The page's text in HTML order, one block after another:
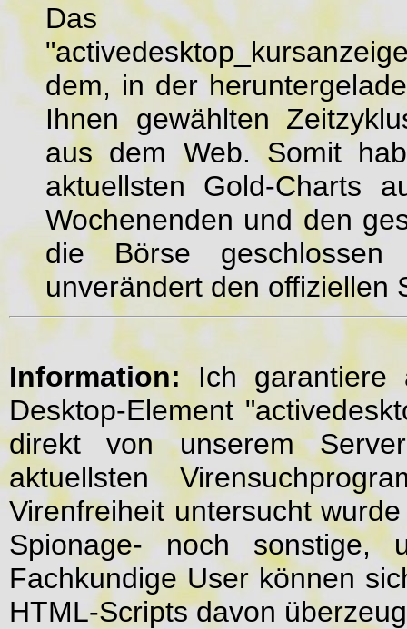
Das Active-
dem, in der
Ihnen gewählten
aus dem Web. Somit
aktuellsten Gold-Charts
Wochenenden und den
die Börse
unverändert den offiziellen
Information: Ich garantiere
Desktop-Element
direkt von unserem
aktuellsten
Virenfreiheit untersucht
Spionage- noch sonstige,
Fachkundige User können
HTML-Scripts davon